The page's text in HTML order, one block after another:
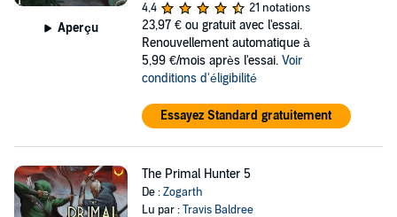
Aperçu
4,4
21 notations
23,97 € ou gratuit avec l'essai.
Renouvellement automatique à
5,99 €/mois après l'essai. Voir
conditions d'éligibilité
Essayez Standard gratuitement
The Primal Hunter 5
De :Zogarth
Lu par :Travis Baldree